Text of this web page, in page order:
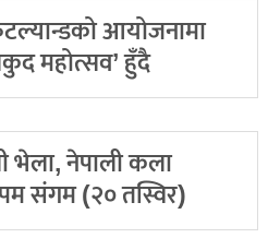
आयोजनामा
महोत्सव’ हुँदै
भेला, नेपाली कला
संगम (२० तस्विर)